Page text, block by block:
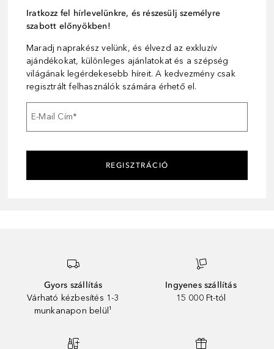
Iratkozz fel hírlevelünkre, és részesülj személyre
szabott előnyökben!
Maradj naprakész velünk, és élvezd az exkluzív
ajándékokat, különleges ajánlatokat és a szépség
világának legérdekesebb híreit. A kedvezmény csak
regisztrált felhasználók számára érhető el.
E-Mail Cím*
REGISZTRÁCIÓ
Gyors szállítás
Várható kézbesítés 1-3
munkanapon belül¹
Ingyenes szállítás
15 000 Ft-tól